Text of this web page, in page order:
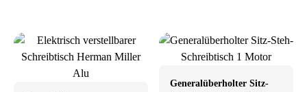
Generalüberholter Sitz-